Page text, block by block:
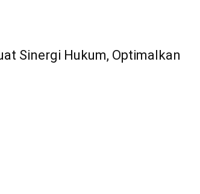
Sinergi Hukum, Optimalkan